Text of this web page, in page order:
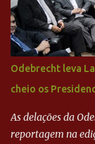
Ronaldo sendo
mais o peso que o
sua história na
camisas 9
ADVOGADO DO
CRUZEIRO -
Odebrecht leva
cheio os
As delações da
reportagem na